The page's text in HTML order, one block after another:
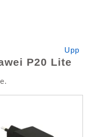
Upp
P20 Lite